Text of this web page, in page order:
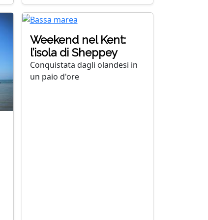
Weekend nel Kent:
l’isola di Sheppey
Conquistata dagli olandesi in
un paio d'ore